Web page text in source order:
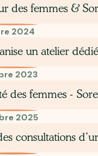
des femmes &
2024
un atelier
2023
des femmes -
2025
consultations